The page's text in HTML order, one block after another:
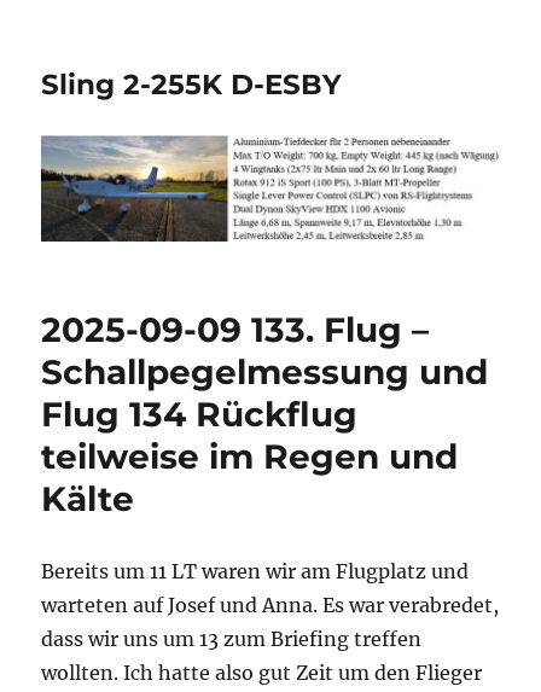
Sling 2-255K D-ESBY
2025-09-09 133. Flug –
Schallpegelmessung und
Flug 134 Rückflug
teilweise im Regen und
Kälte
Bereits um 11 LT waren wir am Flugplatz und
warteten auf Josef und Anna. Es war verabredet,
dass wir uns um 13 zum Briefing treffen
wollten. Ich hatte also gut Zeit um den Flieger